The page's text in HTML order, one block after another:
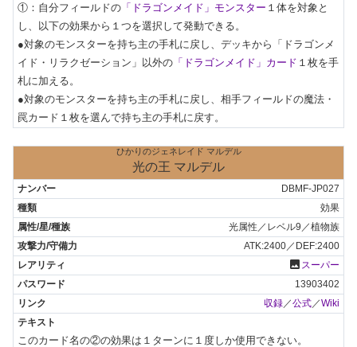
①：自分フィールドの 「ドラゴンメイド」モンスター １体を対象と
し、以下の効果から１つを選択して発動できる。
●対象のモンスターを持ち主の手札に戻し、デッキから「ドラゴンメ
イド・リラクゼーション」以外の 「ドラゴンメイド」カード １枚を手
札に加える。
●対象のモンスターを持ち主の手札に戻し、相手フィールドの魔法・
罠カード１枚を選んで持ち主の手札に戻す。
ひかりのジェネレイド マルデル
光の王 マルデル
DBMF-JP027
効果
光属性／レベル9／植物族
ATK:2400／DEF:2400
photo スーパー
13903402
収録／公式／Wiki
このカード名の②の効果は１ターンに１度しか使用できない。